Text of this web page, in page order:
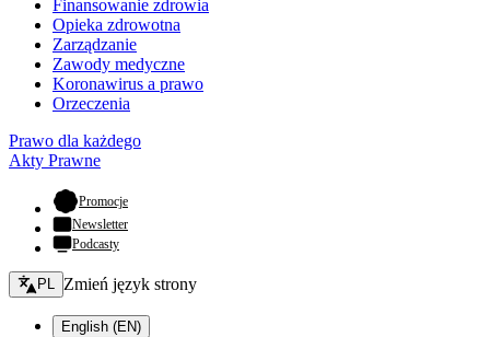
Finansowanie zdrowia
Opieka zdrowotna
Zarządzanie
Zawody medyczne
Koronawirus a prawo
Orzeczenia
Prawo dla każdego
Akty Prawne
Promocje- otwiera się w nowej karcie
Newsletter
Podcasty
Zmień język - bieżący:
PL Zmień język strony
English (EN)